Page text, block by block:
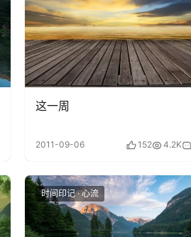
这一周
2011-09-06 152 4.2K
时间印记 · 心流